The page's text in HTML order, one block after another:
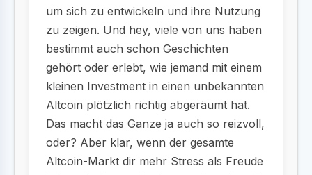
um sich zu entwickeln und ihre Nutzung
zu zeigen. Und hey, viele von uns haben
bestimmt auch schon Geschichten
gehört oder erlebt, wie jemand mit einem
kleinen Investment in einen unbekannten
Altcoin plötzlich richtig abgeräumt hat.
Das macht das Ganze ja auch so reizvoll,
oder? Aber klar, wenn der gesamte
Altcoin-Markt dir mehr Stress als Freude